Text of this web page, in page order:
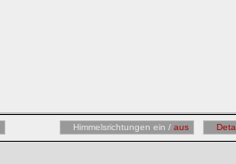
Himmelsrichtungen ein / aus